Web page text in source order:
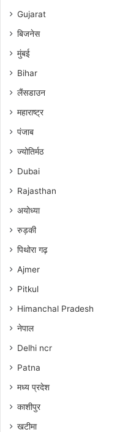
Gujarat
बिजनेस
मुंबई
Bihar
लैंसडाउन
महाराष्ट्र
पंजाब
ज्योतिर्मठ
Dubai
Rajasthan
अयोध्या
रुड़की
पिथोरा गढ़
Ajmer
Pitkul
Himanchal Pradesh
नेपाल
Delhi ncr
Patna
मध्य प्रदेश
काशीपुर
खटीमा